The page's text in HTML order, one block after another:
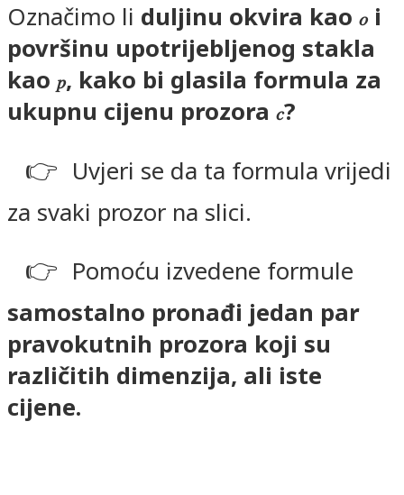
Označimo li duljinu okvira kao 𝑜i
površinu upotrijebljenog stakla
kao 𝑝, kako bi glasila formula za
ukupnu cijenu prozora 𝑐?
👉 Uvjeri se da ta formula vrijedi
za svaki prozor na slici.
👉 Pomoću izvedene formule
samostalno pronađi jedan par
pravokutnih prozora koji su
različitih dimenzija, ali iste
cijene.